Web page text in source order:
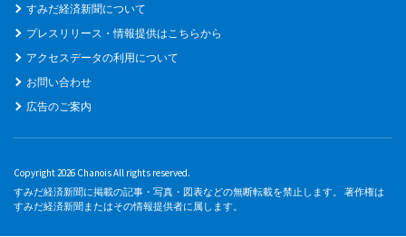
すみだ経済新聞について
プレスリリース・情報提供はこちらから
アクセスデータの利用について
お問い合わせ
広告のご案内
Copyright 2026 Chanois All rights reserved.
すみだ経済新聞に掲載の記事・写真・図表などの無断転載を禁止します。 著作権は
すみだ経済新聞またはその情報提供者に属します。